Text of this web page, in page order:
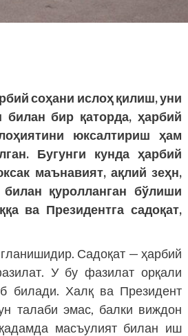
соҳани ислоҳ қилиш, уни
билан бир қаторда, ҳарбий
юксалтириш ҳам
Бугунги кунда ҳарбий
маънавият, ақлий зеҳн,
қуролланган бўлиши
ва Президентга садоқат,
Садоқат — ҳарбий
У бу фазилат орқали
билади. Халқ ва Президент
талаби эмас, балки виждон
масъулият билан иш